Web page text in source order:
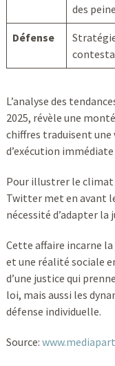
des
Défense
L’analyse des
2025, révèle une
chiffres traduisent
d’exécution immédiate
Pour illustrer le climat
Twitter met en avant
nécessité d’adapter
Cette affaire incarne
et une réalité sociale
d’une justice qui
loi, mais aussi les
défense individuelle.
Source: